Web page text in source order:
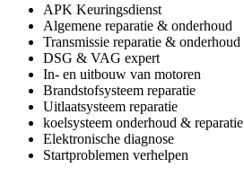
APK Keuringsdienst
Algemene reparatie & onderhoud
Transmissie reparatie & onderhoud
DSG & VAG expert
In- en uitbouw van motoren
Brandstofsysteem reparatie
Uitlaatsysteem reparatie
koelsysteem onderhoud & reparatie
Elektronische diagnose
Startproblemen verhelpen